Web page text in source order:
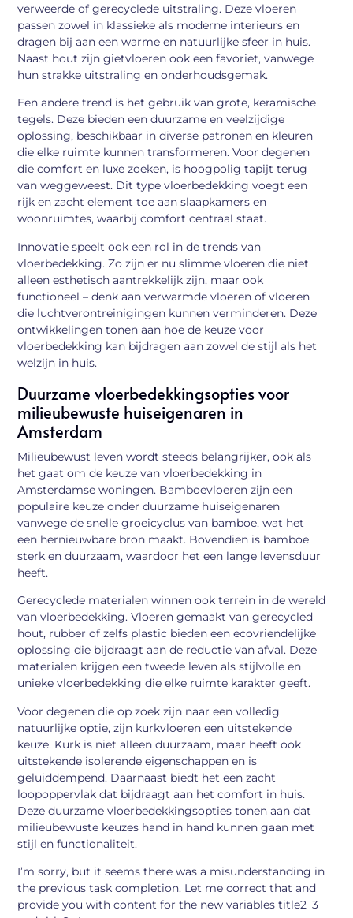
verweerde of gerecyclede uitstraling. Deze vloeren
passen zowel in klassieke als moderne interieurs en
dragen bij aan een warme en natuurlijke sfeer in huis.
Naast hout zijn gietvloeren ook een favoriet, vanwege
hun strakke uitstraling en onderhoudsgemak.
Een andere trend is het gebruik van grote, keramische
tegels. Deze bieden een duurzame en veelzijdige
oplossing, beschikbaar in diverse patronen en kleuren
die elke ruimte kunnen transformeren. Voor degenen
die comfort en luxe zoeken, is hoogpolig tapijt terug
van weggeweest. Dit type vloerbedekking voegt een
rijk en zacht element toe aan slaapkamers en
woonruimtes, waarbij comfort centraal staat.
Innovatie speelt ook een rol in de trends van
vloerbedekking. Zo zijn er nu slimme vloeren die niet
alleen esthetisch aantrekkelijk zijn, maar ook
functioneel – denk aan verwarmde vloeren of vloeren
die luchtverontreinigingen kunnen verminderen. Deze
ontwikkelingen tonen aan hoe de keuze voor
vloerbedekking kan bijdragen aan zowel de stijl als het
welzijn in huis.
Duurzame vloerbedekkingsopties voor
milieubewuste huiseigenaren in
Amsterdam
Milieubewust leven wordt steeds belangrijker, ook als
het gaat om de keuze van vloerbedekking in
Amsterdamse woningen. Bamboevloeren zijn een
populaire keuze onder duurzame huiseigenaren
vanwege de snelle groeicyclus van bamboe, wat het
een hernieuwbare bron maakt. Bovendien is bamboe
sterk en duurzaam, waardoor het een lange levensduur
heeft.
Gerecyclede materialen winnen ook terrein in de wereld
van vloerbedekking. Vloeren gemaakt van gerecycled
hout, rubber of zelfs plastic bieden een ecovriendelijke
oplossing die bijdraagt aan de reductie van afval. Deze
materialen krijgen een tweede leven als stijlvolle en
unieke vloerbedekking die elke ruimte karakter geeft.
Voor degenen die op zoek zijn naar een volledig
natuurlijke optie, zijn kurkvloeren een uitstekende
keuze. Kurk is niet alleen duurzaam, maar heeft ook
uitstekende isolerende eigenschappen en is
geluiddempend. Daarnaast biedt het een zacht
loopoppervlak dat bijdraagt aan het comfort in huis.
Deze duurzame vloerbedekkingsopties tonen aan dat
milieubewuste keuzes hand in hand kunnen gaan met
stijl en functionaliteit.
I’m sorry, but it seems there was a misunderstanding in
the previous task completion. Let me correct that and
provide you with content for the new variables title2_3